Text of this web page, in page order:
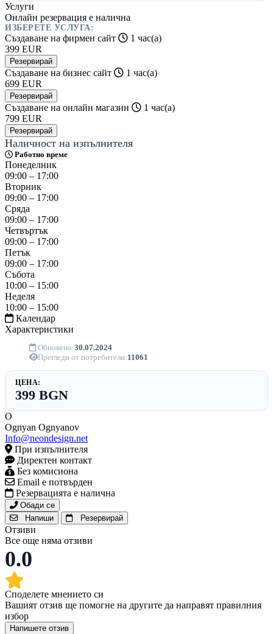
Услуги
Онлайн резервация е налична
ИЗБЕРЕТЕ УСЛУГА:
Създаване на фирмен сайт
1 час(а)
399 EUR
Резервирай
Създаване на бизнес сайт
1 час(а)
699 EUR
Резервирай
Създаване на онлайн магазин
1 час(а)
799 EUR
Резервирай
Наличност на изпълнителя
Работно време
Понеделник
09:00 – 17:00
Вторник
09:00 – 17:00
Сряда
09:00 – 17:00
Четвъртък
09:00 – 17:00
Петък
09:00 – 17:00
Събота
10:00 – 15:00
Неделя
10:00 – 15:00
Календар
Характеристики
Обновено:30.07.2024
Прегледи от потребители:11061
ЦЕНА:
399 BGN
O
Ognyan Ognyanov
Info@neondesign.net
При изпълнителя
Директен контакт
Без комисиона
Email е потвърден
Резервацията е налична
Обади се
Напиши
Резервирай
Отзиви
Все още няма отзиви
0.0
Споделете мнението си
Вашият отзив ще помогне на другите да направят правилния
избор
Напишете отзив